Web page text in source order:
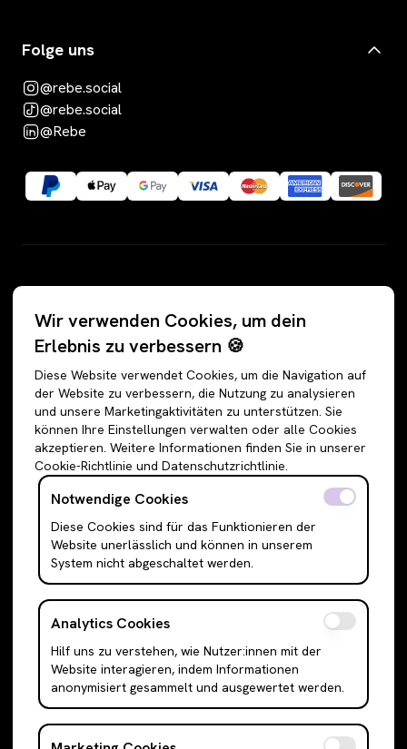
Folge uns
@rebe.social
@rebe.social
@Rebe
Alle Angebote
Schuhe
Oberteile
Sweatshirts & Hoodies
Shirts & Blusen
T-Shirts
Cami Top & Ärmellos
Schulterfreie Oberteile
Boleros & Shrugs
Anzugwesten & Polunder
Langarm Oberteile
Bodysuits
Outerwear
Jacken
Cardigans
Hosen
Jogginghosen
Anzughosen
Shorts
Leggings
Mini Röcke
Midi Röcke
Kleider
Midi Kleider
Maxi Kleider
Abendkleider
Wir verwenden Cookies, um dein
Erlebnis zu verbessern 🍪
Diese Website verwendet Cookies, um die Navigation auf
der Website zu verbessern, die Nutzung zu analysieren
und unsere Marketingaktivitäten zu unterstützen. Sie
können Ihre Einstellungen verwalten oder alle Cookies
akzeptieren. Weitere Informationen finden Sie in unserer
Cookie-Richtlinie und Datenschutzrichtlinie.
Notwendige Cookies
Diese Cookies sind für das Funktionieren der
Website unerlässlich und können in unserem
System nicht abgeschaltet werden.
Analytics Cookies
Hilf uns zu verstehen, wie Nutzer:innen mit der
Website interagieren, indem Informationen
anonymisiert gesammelt und ausgewertet werden.